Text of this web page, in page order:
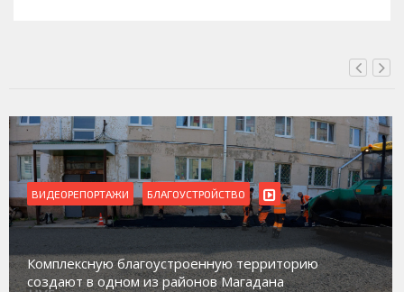
ВИДЕОРЕПОРТАЖИ БЛАГОУСТРОЙСТВО
Комплексную благоустроенную территорию
создают в одном из районов Магадана